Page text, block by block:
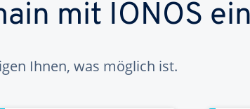
mit IONOS
Ihnen, was möglich ist.